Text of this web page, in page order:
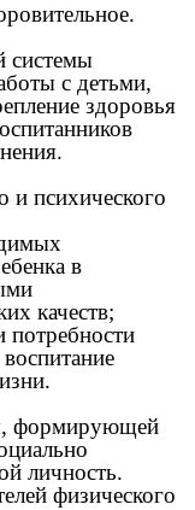
системы
с детьми,
здоровья
и психического
в
качеств;
потребности
формирующей
личность.
физического